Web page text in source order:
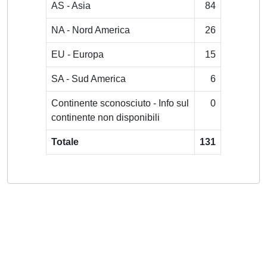
AS - Asia 84
NA - Nord America 26
EU - Europa 15
SA - Sud America 6
Continente sconosciuto - Info sul
continente non disponibili
0
Totale 131